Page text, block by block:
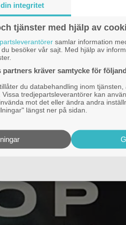
integritet
tjänster med hjälp av
samlar information
besöker vår sajt. Med hjälp av
partners kräver samtycke för
du databehandling inom tjänsten,
tredjepartsleverantörer kan
mot det eller ändra andra
längst ner på sidan.